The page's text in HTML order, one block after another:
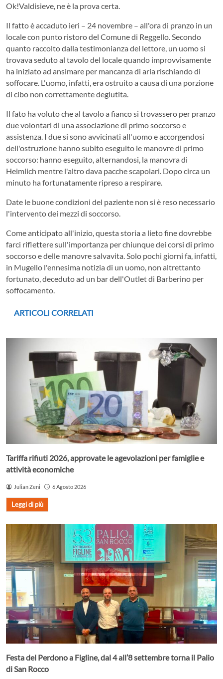
Ok!Valdisieve, ne è la prova certa.
Il fatto è accaduto ieri – 24 novembre – all'ora di pranzo in un
locale con punto ristoro del Comune di Reggello. Secondo
quanto raccolto dalla testimonianza del lettore, un uomo si
trovava seduto al tavolo del locale quando improvvisamente
ha iniziato ad ansimare per mancanza di aria rischiando di
soffocare. L'uomo, infatti, era ostruito a causa di una porzione
di cibo non correttamente deglutita.
Il fato ha voluto che al tavolo a fianco si trovassero per pranzo
due volontari di una associazione di primo soccorso e
assistenza. I due si sono avvicinati all'uomo e accorgendosi
dell'ostruzione hanno subito eseguito le manovre di primo
soccorso: hanno eseguito, alternandosi, la manovra di
Heimlich mentre l'altro dava pacche scapolari. Dopo circa un
minuto ha fortunatamente ripreso a respirare.
Date le buone condizioni del paziente non si è reso necessario
l'intervento dei mezzi di soccorso.
Come anticipato all'inizio, questa storia a lieto fine dovrebbe
farci riflettere sull'importanza per chiunque dei corsi di primo
soccorso e delle manovre salvavita. Solo pochi giorni fa, infatti,
in Mugello l'ennesima notizia di un uomo, non altrettanto
fortunato, deceduto ad un bar dell'Outlet di Barberino per
soffocamento.
ARTICOLI CORRELATI
Tariffa rifiuti 2026, approvate le agevolazioni per famiglie e
attività economiche
Julian Zeni 6 Agosto 2026
Leggi di più
Festa del Perdono a Figline, dal 4 all’8 settembre torna il Palio
di San Rocco